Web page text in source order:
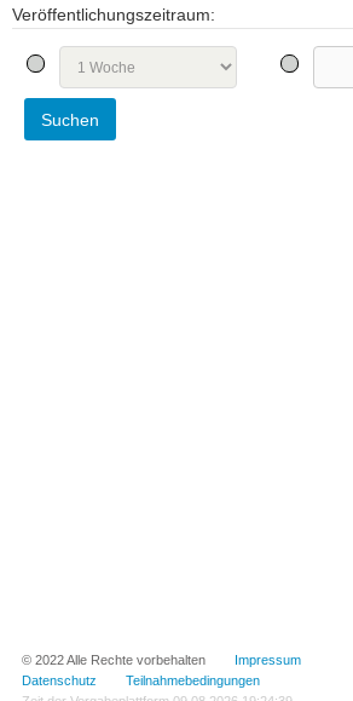
Veröffentlichungszeitraum:
© 2022 Alle Rechte vorbehalten Impressum
Datenschutz
Teilnahmebedingungen